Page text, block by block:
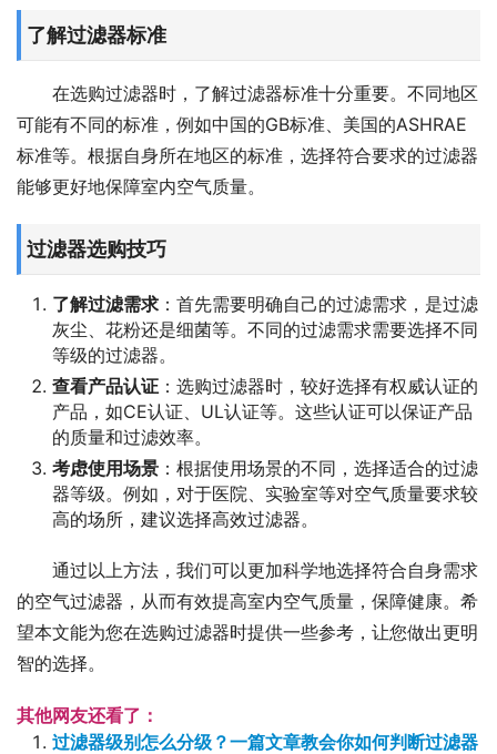
了解过滤器标准
在选购过滤器时，了解过滤器标准十分重要。不同地区
可能有不同的标准，例如中国的GB标准、美国的ASHRAE
标准等。根据自身所在地区的标准，选择符合要求的过滤器
能够更好地保障室内空气质量。
过滤器选购技巧
了解过滤需求 ：首先需要明确自己的过滤需求，是过滤
灰尘、花粉还是细菌等。不同的过滤需求需要选择不同
等级的过滤器。
查看产品认证 ：选购过滤器时，较好选择有权威认证的
产品，如CE认证、UL认证等。这些认证可以保证产品
的质量和过滤效率。
考虑使用场景 ：根据使用场景的不同，选择适合的过滤
器等级。例如，对于医院、实验室等对空气质量要求较
高的场所，建议选择高效过滤器。
通过以上方法，我们可以更加科学地选择符合自身需求
的空气过滤器，从而有效提高室内空气质量，保障健康。希
望本文能为您在选购过滤器时提供一些参考，让您做出更明
智的选择。
其他网友还看了：
过滤器级别怎么分级？一篇文章教会你如何判断过滤器